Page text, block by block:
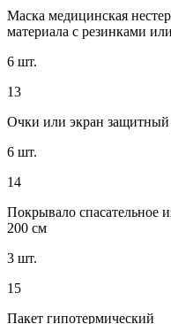
Маска медицинская
материала с резинками
6 шт.
13
Очки или экран защитный
6 шт.
14
Покрывало спасательное
200 см
3 шт.
15
Пакет гипотермический